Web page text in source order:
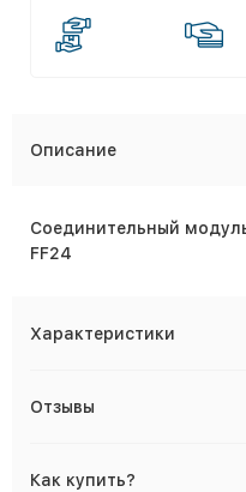
Описание
Соединительный
FF24
Характеристики
Отзывы
Как купить?